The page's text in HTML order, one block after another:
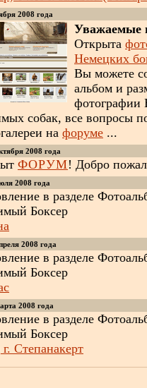
2008 года
Уважаемые
Открыта
Немецких
Вы можете
альбом и
фотографии
собак, все вопросы
на форуме ...
2008 года
ФОРУМ! Добро
2008 года
в разделе
Боксер
2008 года
в разделе
Боксер
2008 года
в разделе
Боксер
г. Степанакерт